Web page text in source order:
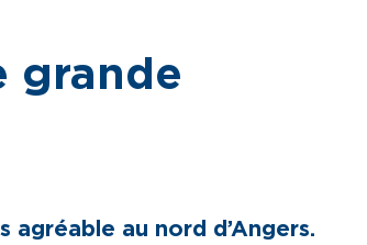
grande
au nord d’Angers.